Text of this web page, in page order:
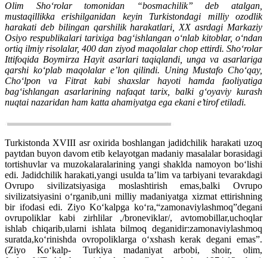
Olim Sho‘rolar tomonidan “bosmachilik” deb atalgan,
mustaqillikka erishilganidan keyin Turkistondagi milliy ozodlik
harakati deb bilingan qarshilik harakatlari, XX asrdagi Markaziy
Osiyo respublikalari tarixiga bag‘ishlangan o‘nlab kitoblar, o‘ndan
ortiq ilmiy risolalar, 400 dan ziyod maqolalar chop ettirdi. Sho‘rolar
Ittifoqida Boymirza Hayit asarlari taqiqlandi, unga va asarlariga
qarshi ko‘plab maqolalar e’lon qilindi. Uning Mustafo Cho‘qay,
Cho‘lpon va Fitrat kabi shaxslar hayoti hamda faoliyatiga
bag‘ishlangan asarlarining nafaqat tarix, balki g‘oyaviy kurash
nuqtai nazaridan ham katta ahamiyatga ega ekani e’tirof etiladi.
Turkistonda XVIII asr oxirida boshlangan jadidchilik harakati uzoq
paytdan buyon davom etib kelayotgan madaniy masalalar borasidagi
tortishuvlar va muzokalaralarining yangi shaklda namoyon bo‘lishi
edi. Jadidchilik harakati,yangi usulda ta’lim va tarbiyani tevarakdagi
Ovrupo sivilizatsiyasiga moslashtirish emas,balki Ovrupo
sivilizatsiyasini o‘rganib,uni milliy madaniyatga xizmat ettirishning
bir ifodasi edi. Ziyo Ko‘kalpga ko‘ra,“zamonaviylashmoq”degani
ovrupoliklar kabi zirhlilar ,/broneviklar/, avtomobillar,uchoqlar
ishlab chiqarib,ularni ishlata bilmoq deganidir:zamonaviylashmoq
suratda,ko‘rinishda ovropoliklarga o‘xshash kerak degani emas”.
(Ziyo Ko‘kalp- Turkiya madaniyat arbobi, shoir, olim,